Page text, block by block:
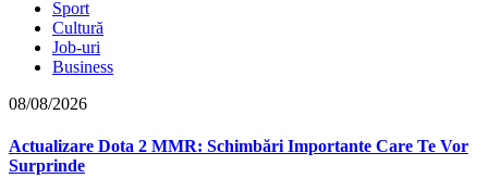
Sport
Cultură
Job-uri
Business
08/08/2026
Actualizare Dota 2 MMR: Schimbări Importante Care Te Vor
Surprinde